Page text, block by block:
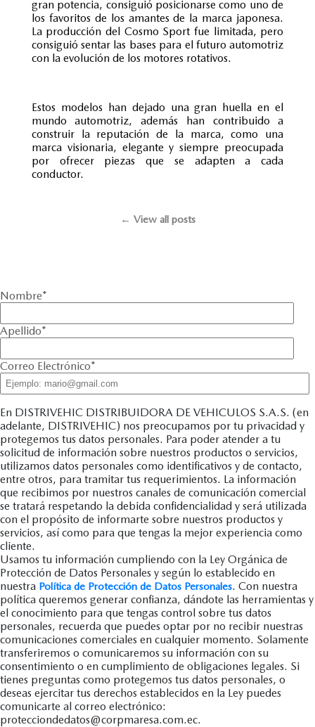
gran potencia, consiguió posicionarse como uno de
los favoritos de los amantes de la marca japonesa.
La producción del Cosmo Sport fue limitada, pero
consiguió sentar las bases para el futuro automotriz
con la evolución de los motores rotativos.
Estos modelos han dejado una gran huella en el
mundo automotriz, además han contribuido a
construir la reputación de la marca, como una
marca visionaria, elegante y siempre preocupada
por ofrecer piezas que se adapten a cada
conductor.
← View all posts
Nombre*
Apellido*
Correo Electrónico*
En DISTRIVEHIC DISTRIBUIDORA DE VEHICULOS S.A.S. (en
adelante, DISTRIVEHIC) nos preocupamos por tu privacidad y
protegemos tus datos personales. Para poder atender a tu
solicitud de información sobre nuestros productos o servicios,
utilizamos datos personales como identificativos y de contacto,
entre otros, para tramitar tus requerimientos. La información
que recibimos por nuestros canales de comunicación comercial
se tratará respetando la debida confidencialidad y será utilizada
con el propósito de informarte sobre nuestros productos y
servicios, así como para que tengas la mejor experiencia como
cliente.
Usamos tu información cumpliendo con la Ley Orgánica de
Protección de Datos Personales y según lo establecido en
nuestra Política de Protección de Datos Personales. Con nuestra
política queremos generar confianza, dándote las herramientas y
el conocimiento para que tengas control sobre tus datos
personales, recuerda que puedes optar por no recibir nuestras
comunicaciones comerciales en cualquier momento. Solamente
transferiremos o comunicaremos su información con su
consentimiento o en cumplimiento de obligaciones legales. Si
tienes preguntas como protegemos tus datos personales, o
deseas ejercitar tus derechos establecidos en la Ley puedes
comunicarte al correo electrónico:
protecciondedatos@corpmaresa.com.ec.